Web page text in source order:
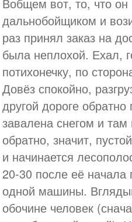
дальнобойщиком и
раз принял заказ на
была неплохой. Ехал,
потихонечку, по
Довёз спокойно,
другой дороге
завалена снегом и
обратно, значит,
и начинается
20-30 после её начала
одной машины.
обочине человек